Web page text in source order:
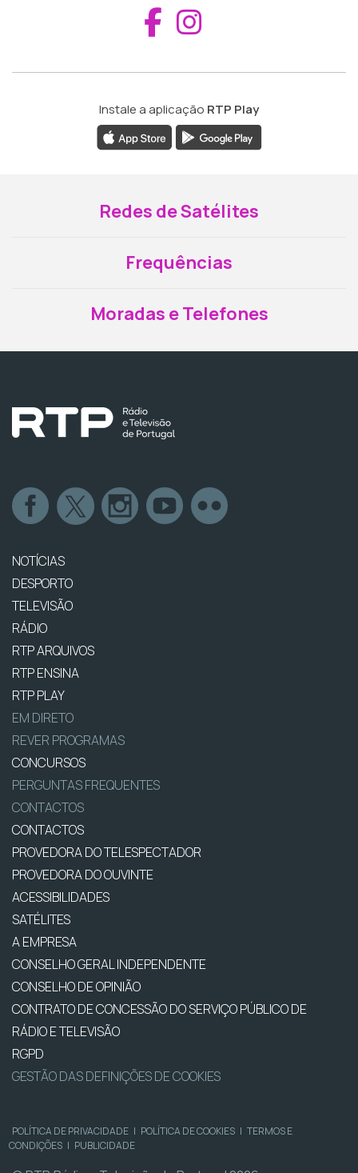
Aceder ao
Instale a aplicação RTP Play
Redes de Satélites
Frequências
Moradas e Telefones
NOTÍCIAS
DESPORTO
TELEVISÃO
RÁDIO
RTP ARQUIVOS
RTP ENSINA
RTP PLAY
EM DIRETO
REVER PROGRAMAS
CONCURSOS
PERGUNTAS FREQUENTES
CONTACTOS
CONTACTOS
PROVEDORA DO TELESPECTADOR
PROVEDORA DO OUVINTE
ACESSIBILIDADES
SATÉLITES
A EMPRESA
CONSELHO GERAL INDEPENDENTE
CONSELHO DE OPINIÃO
CONTRATO DE CONCESSÃO DO SERVIÇO PÚBLICO DE
RÁDIO E TELEVISÃO
RGPD
GESTÃO DAS DEFINIÇÕES DE COOKIES
POLÍTICA DE PRIVACIDADE | POLÍTICA DE COOKIES | TERMOS E
CONDIÇÕES | PUBLICIDADE